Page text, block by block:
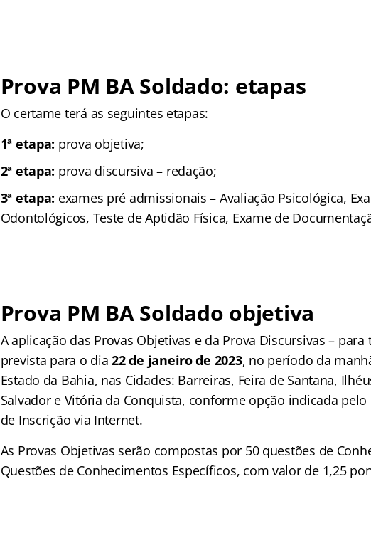
Prova PM BA Soldado: etapas
O certame terá as seguintes etapas:
1ª etapa: prova objetiva;
2ª etapa: prova discursiva – redação;
3ª etapa: exames pré admissionais – Avaliação Psicológica,
Odontológicos, Teste de Aptidão Física, Exame de
Prova PM BA Soldado objetiva
A aplicação das Provas Objetivas e da Prova Discursivas –
prevista para o dia22 de janeiro de 2023, no período da
Estado da Bahia, nas Cidades: Barreiras, Feira de Santana,
Salvador e Vitória da Conquista, conforme opção indicada
de Inscrição via Internet.
As Provas Objetivas serão compostas por 50 questões de
Questões de Conhecimentos Específicos, com valor de 1,25